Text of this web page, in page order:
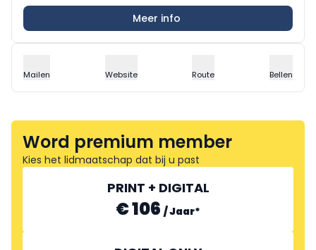
Meer info
Mailen Website Route Bellen
Word premium member
Kies het lidmaatschap dat bij u past
PRINT + DIGITAL
€ 106 /Jaar*